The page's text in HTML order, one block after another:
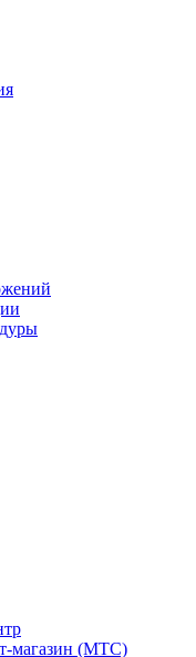
магазин (МТС)